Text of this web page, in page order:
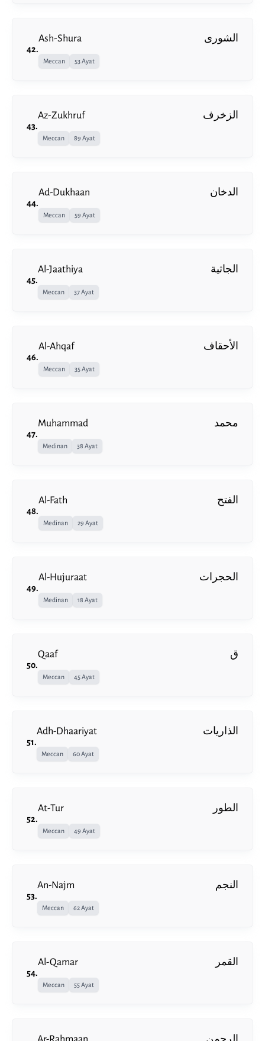
42.
Ash-Shura الشورى
Meccan 53 Ayat
43.
Az-Zukhruf الزخرف
Meccan 89 Ayat
44.
Ad-Dukhaan الدخان
Meccan 59 Ayat
45.
Al-Jaathiya الجاثية
Meccan 37 Ayat
46.
Al-Ahqaf الأحقاف
Meccan 35 Ayat
47.
Muhammad محمد
Medinan 38 Ayat
48.
Al-Fath الفتح
Medinan 29 Ayat
49.
Al-Hujuraat الحجرات
Medinan 18 Ayat
50.
Qaaf ق
Meccan 45 Ayat
51.
Adh-Dhaariyat الذاريات
Meccan 60 Ayat
52.
At-Tur الطور
Meccan 49 Ayat
53.
An-Najm النجم
Meccan 62 Ayat
54.
Al-Qamar القمر
Meccan 55 Ayat